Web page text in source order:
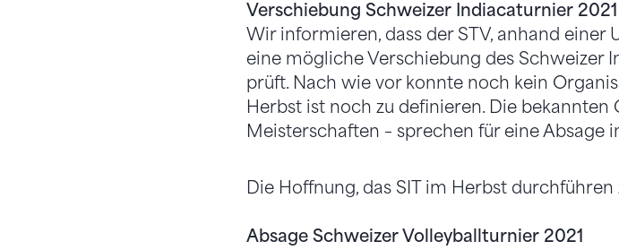
Verschiebung Schweizer Indiacaturnier 2021
Wir informieren, dass der STV, anhand
eine mögliche Verschiebung des Schweizer
prüft. Nach wie vor konnte noch kein
Herbst ist noch zu definieren. Die bekannten
Meisterschaften – sprechen für eine Absage
Die Hoffnung, das SIT im Herbst
Absage Schweizer Volleyballturnier 2021